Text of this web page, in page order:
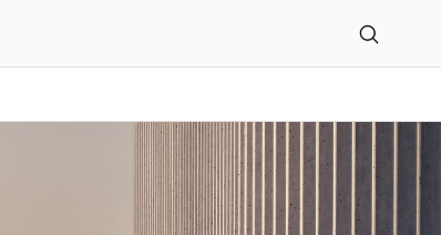
GmbH in